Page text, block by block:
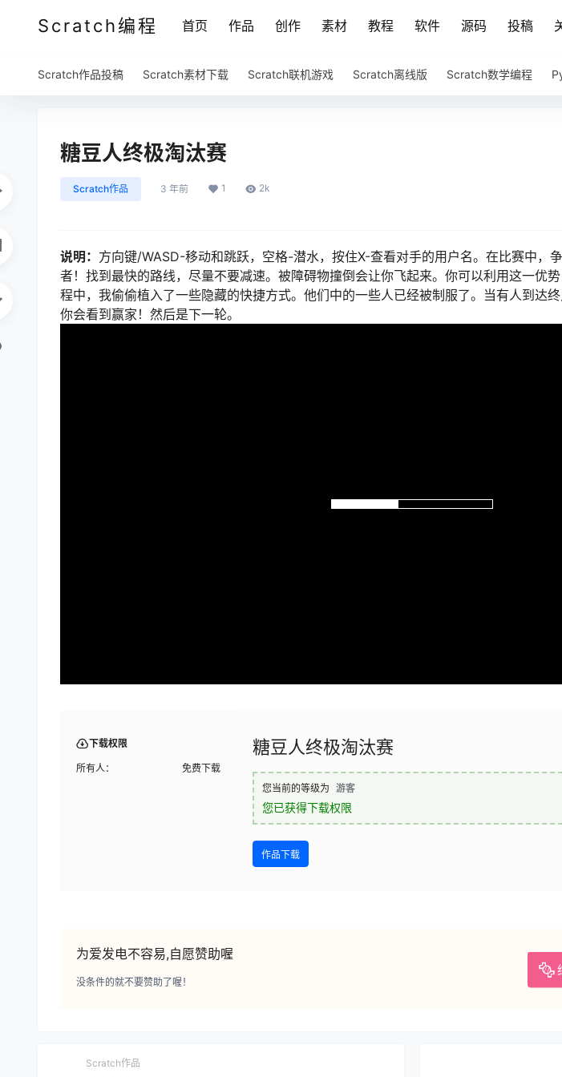
Scratch编程 首页 作品 创作 素材 教程 软件 源码 投稿
Scratch作品投稿 Scratch素材下载 Scratch联机游戏 Scratch离线版 Scratch数学编程
糖豆人终极淘汰赛
Scratch作品 3 年前 1 2k
说明： 方向键/WASD-移动和跳跃，空格-潜水，按住X-查看对手的用户名。在比赛中，
者！找到最快的路线，尽量不要减速。被障碍物撞倒会让你飞起来。你可以利用这一优
程中，我偷偷植入了一些隐藏的快捷方式。他们中的一些人已经被制服了。当有人到达终
你会看到赢家！然后是下一轮。
下载权限
所有人： 免费下载
糖豆人终极淘汰赛
您当前的等级为 游客
您已获得下载权限
作品下载
为爱发电不容易,自愿赞助喔
没条件的就不要赞助了喔！
Scratch作品